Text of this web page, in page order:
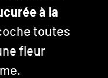
à la
toutes
fleur